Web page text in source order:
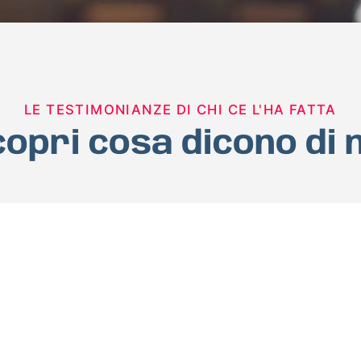
LE TESTIMONIANZE DI CHI CE L'HA FATTA
cosa dicono di